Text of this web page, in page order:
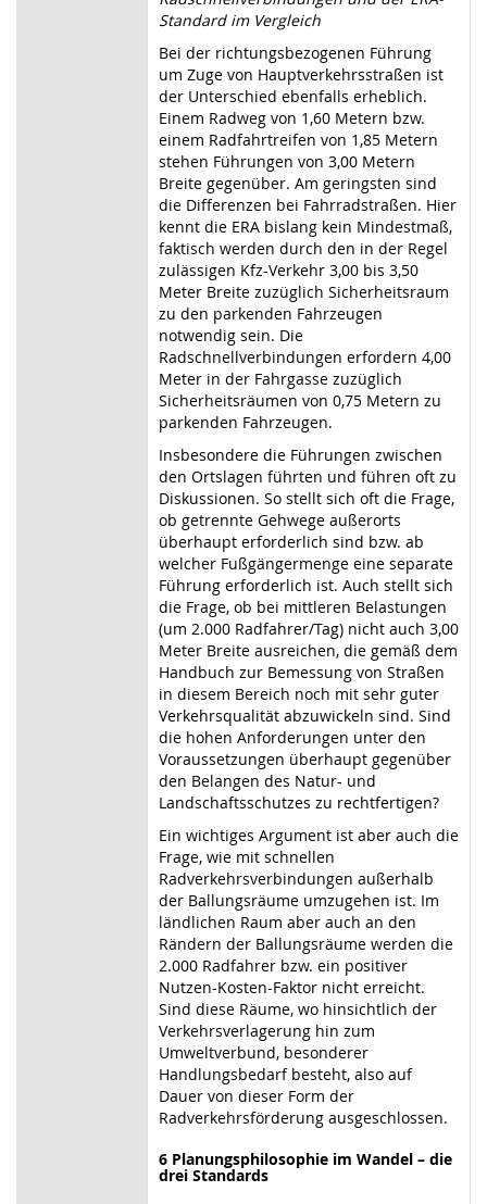
Standard im Vergleich
Bei der richtungsbezogenen Führung
um Zuge von Hauptverkehrsstraßen ist
der Unterschied ebenfalls erheblich.
Einem Radweg von 1,60 Metern bzw.
einem Radfahrtreifen von 1,85 Metern
stehen Führungen von 3,00 Metern
Breite gegenüber. Am geringsten sind
die Differenzen bei Fahrradstraßen. Hier
kennt die ERA bislang kein Mindestmaß,
faktisch werden durch den in der Regel
zulässigen Kfz-Verkehr 3,00 bis 3,50
Meter Breite zuzüglich Sicherheitsraum
zu den parkenden Fahrzeugen
notwendig sein. Die
Radschnellverbindungen erfordern 4,00
Meter in der Fahrgasse zuzüglich
Sicherheitsräumen von 0,75 Metern zu
parkenden Fahrzeugen.
Insbesondere die Führungen zwischen
den Ortslagen führten und führen oft zu
Diskussionen. So stellt sich oft die Frage,
ob getrennte Gehwege außerorts
überhaupt erforderlich sind bzw. ab
welcher Fußgängermenge eine separate
Führung erforderlich ist. Auch stellt sich
die Frage, ob bei mittleren Belastungen
(um 2.000 Radfahrer/Tag) nicht auch 3,00
Meter Breite ausreichen, die gemäß dem
Handbuch zur Bemessung von Straßen
in diesem Bereich noch mit sehr guter
Verkehrsqualität abzuwickeln sind. Sind
die hohen Anforderungen unter den
Voraussetzungen überhaupt gegenüber
den Belangen des Natur- und
Landschaftsschutzes zu rechtfertigen?
Ein wichtiges Argument ist aber auch die
Frage, wie mit schnellen
Radverkehrsverbindungen außerhalb
der Ballungsräume umzugehen ist. Im
ländlichen Raum aber auch an den
Rändern der Ballungsräume werden die
2.000 Radfahrer bzw. ein positiver
Nutzen-Kosten-Faktor nicht erreicht.
Sind diese Räume, wo hinsichtlich der
Verkehrsverlagerung hin zum
Umweltverbund, besonderer
Handlungsbedarf besteht, also auf
Dauer von dieser Form der
Radverkehrsförderung ausgeschlossen.
6 Planungsphilosophie im Wandel – die
drei Standards